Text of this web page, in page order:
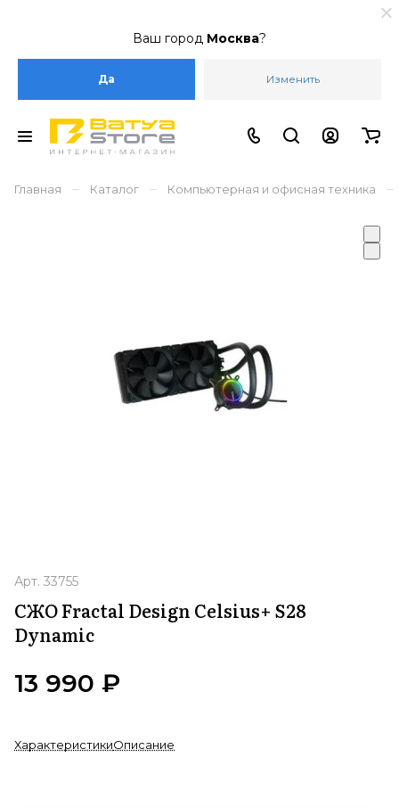
Ваш город Москва?
Да Изменить
Главная – Каталог – Компьютерная и офисная техника –
Арт. 33755
СЖО Fractal Design Celsius+ S28
Dynamic
13 990 ₽
ХарактеристикиОписание